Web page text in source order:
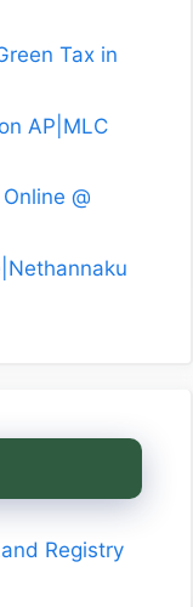
Tax in
AP|MLC
@
Registry